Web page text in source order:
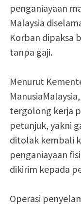
penganiayaan
Malaysia
Korban dipaksa
tanpa gaji.
Menurut
tergolong kerja
petunjuk, yakni
ditolak kembali
penganiayaan
dikirim kepada
Operasi